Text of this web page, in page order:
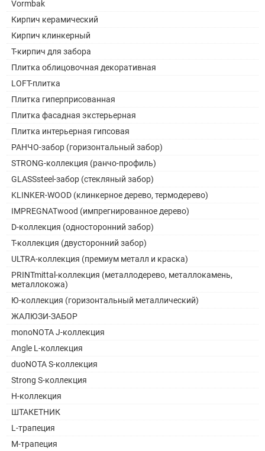
Vormbak
Кирпич керамический
Кирпич клинкерный
Т-кирпич для забора
Плитка облицовочная декоративная
LOFT-плитка
Плитка гиперприсованная
Плитка фасадная экстерьерная
Плитка интерьерная гипсовая
РАНЧО-забор (горизонтальный забор)
STRONG-коллекция (ранчо-профиль)
GLASSsteel-забор (стекляный забор)
KLINKER-WOOD (клинкерное дерево, термодерево)
IMPREGNATwood (импрегнированное дерево)
D-коллекция (односторонний забор)
Т-коллекция (двусторонний забор)
ULTRA-коллекция (премиум металл и краска)
PRINTmittal-коллекция (металлодерево, металлокамень,
металлокожа)
Ю-коллекция (горизонтальный металлический)
ЖАЛЮЗИ-ЗАБОР
monoNOTA J-коллекция
Angle L-коллекция
duoNOTA S-коллекция
Strong S-коллекция
H-коллекция
ШТАКЕТНИК
L-трапеция
M-трапеция